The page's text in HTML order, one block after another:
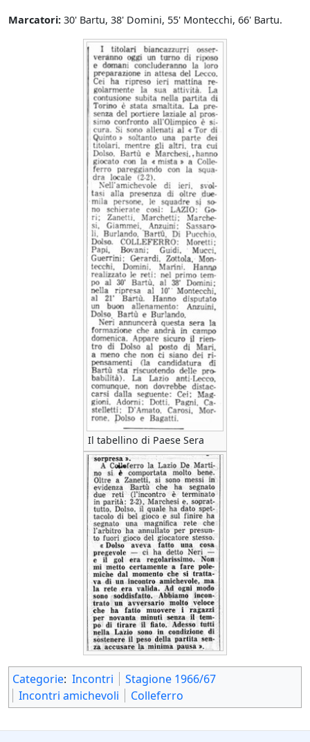
Marcatori: 30' Bartu, 38' Domini, 55' Montecchi, 66' Bartu.
Il tabellino di Paese Sera
Categorie: Incontri
Stagione 1966/67
Incontri amichevoli
Colleferro